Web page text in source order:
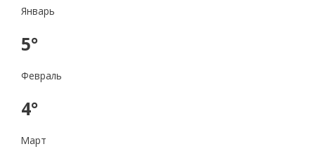
Январь
5°
Февраль
4°
Март